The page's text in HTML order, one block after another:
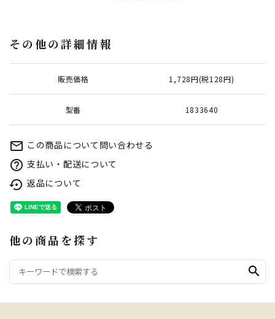
その他の詳細情報
販売価格 1,728円(税128円)
型番 1833640
mail_outline この商品について問い合わせる
help_outline 支払い・配送について
settings_backup_restore 返品について
他の商品を探す
search